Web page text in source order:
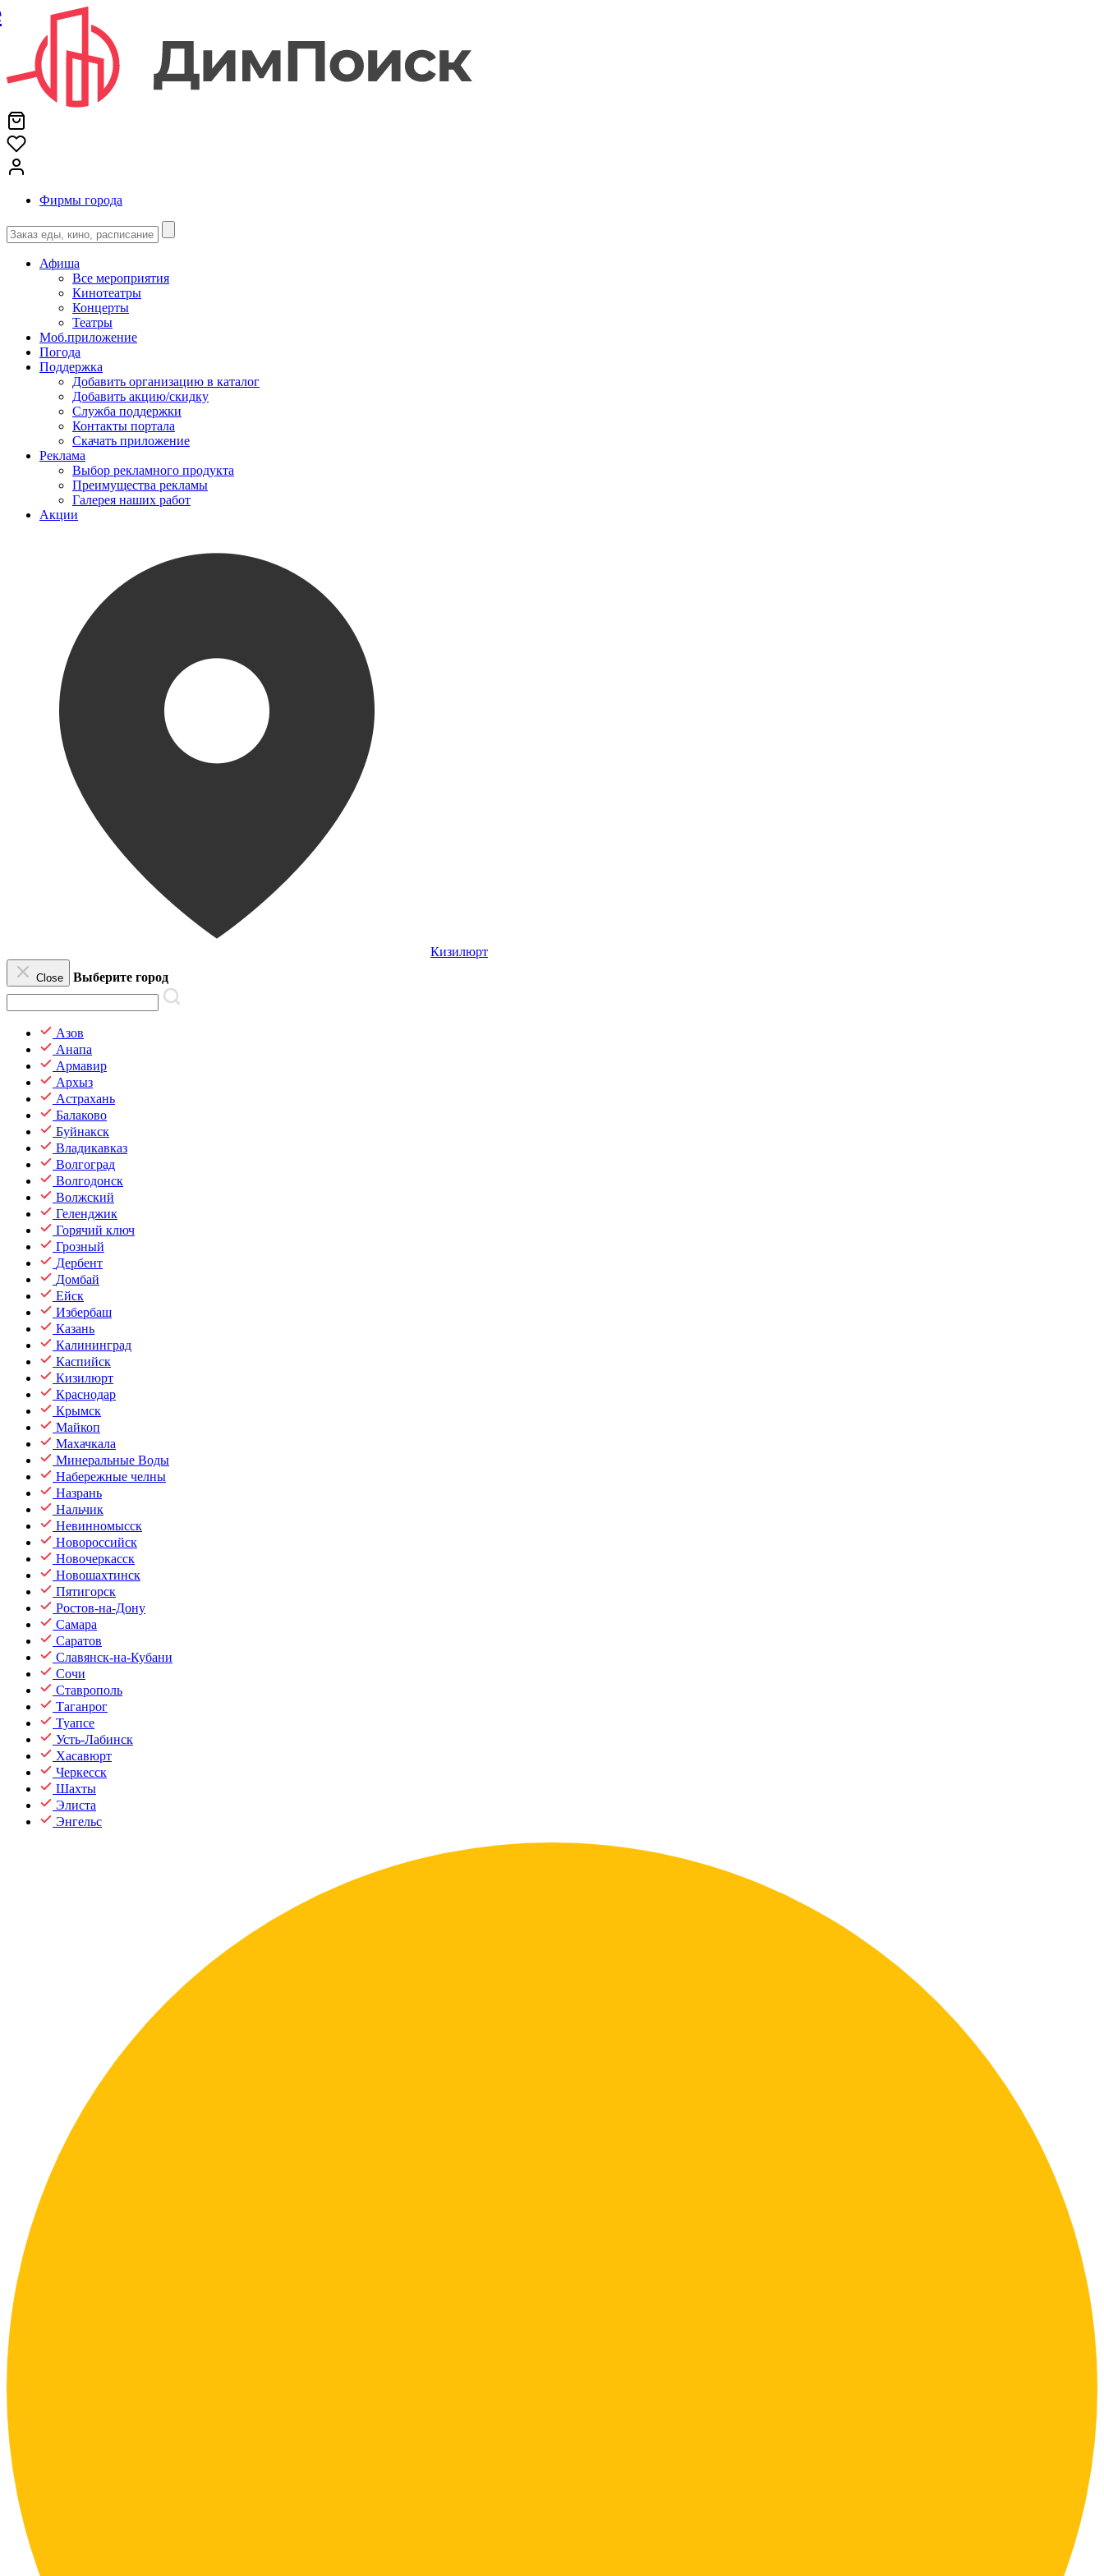
Фирмы города
Афиша
Все мероприятия
Кинотеатры
Концерты
Театры
Моб.приложение
Погода
Поддержка
Добавить организацию в каталог
Добавить акцию/скидку
Служба поддержки
Контакты портала
Скачать приложение
Реклама
Выбор рекламного продукта
Преимущества рекламы
Галерея наших работ
Акции
Кизилюрт
Close Выберите город
Азов
Анапа
Армавир
Архыз
Астрахань
Балаково
Буйнакск
Владикавказ
Волгоград
Волгодонск
Волжский
Геленджик
Горячий ключ
Грозный
Дербент
Домбай
Ейск
Избербаш
Казань
Калининград
Каспийск
Кизилюрт
Краснодар
Крымск
Майкоп
Махачкала
Минеральные Воды
Набережные челны
Назрань
Нальчик
Невинномысск
Новороссийск
Новочеркасск
Новошахтинск
Пятигорск
Ростов-на-Дону
Самара
Саратов
Славянск-на-Кубани
Сочи
Ставрополь
Таганрог
Туапсе
Усть-Лабинск
Хасавюрт
Черкесск
Шахты
Элиста
Энгельс